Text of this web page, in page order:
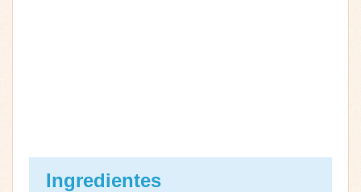
Ingredientes